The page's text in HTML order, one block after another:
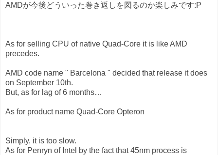
AMDが今後どういった巻き返しを図るのか楽しみです:P
As for selling CPU of native Quad-Core it is like AMD
precedes.
AMD code name " Barcelona " decided that release it does
on September 10th.
But, as for lag of 6 months…
As for product name Quad-Core Opteron
Simply, it is too slow.
As for Penryn of Intel by the fact that 45nm process is